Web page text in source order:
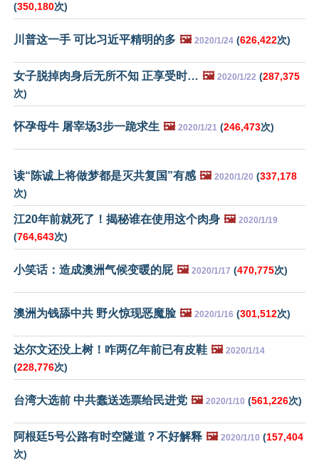
(350,180次)
川普这一手 可比习近平精明的多 🖼️ 2020/1/24 (626,422次)
女子脱掉肉身后无所不知 正享受时… 🖼️ 2020/1/22 (287,375
次)
怀孕母牛 屠宰场3步一跪求生 🖼️ 2020/1/21 (246,473次)
读“陈诚上将做梦都是灭共复国”有感 🖼️ 2020/1/20 (337,178
次)
江20年前就死了！揭秘谁在使用这个肉身 🖼️ 2020/1/19
(764,643次)
小笑话：造成澳洲气候变暖的屁 🖼️ 2020/1/17 (470,775次)
澳洲为钱舔中共 野火惊现恶魔脸 🖼️ 2020/1/16 (301,512次)
达尔文还没上树！咋两亿年前已有皮鞋 🖼️ 2020/1/14
(228,776次)
台湾大选前 中共蠢送选票给民进党 🖼️ 2020/1/10 (561,226次)
阿根廷5号公路有时空隧道？不好解释 🖼️ 2020/1/10 (157,404
次)